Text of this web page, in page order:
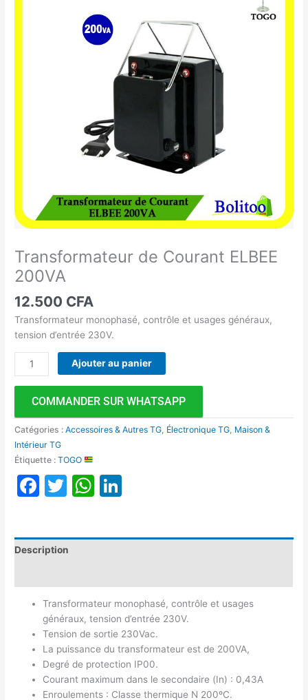
Transformateur de Courant ELBEE
200VA
12.500 CFA
Transformateur monophasé, contrôle et usages généraux,
tension d’entrée 230V.
Ajouter au panier
COMMANDER SUR WHATSAPP
Catégories :Accessoires & Autres TG Électronique TG Maison &
Intérieur TG
Étiquette :TOGO
Facebook
TwitterWhatsApp
Description
Transformateur monophasé, contrôle et usages
généraux, tension d’entrée 230V.
Tension de sortie 230Vac.
La puissance du transformateur est de 200VA,
Degré de protection IP00.
Courant maximum dans le secondaire (In) : 0,43A
Enroulements : Classe thermique N 200ºC.